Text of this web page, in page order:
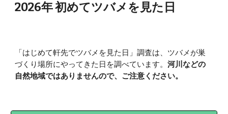
2026年 初めてツバメを見た日
「はじめて軒先でツバメを見た日」調査は、ツバメが巣
づくり場所にやってきた日を調べています。河川などの
自然地域ではありませんので、ご注意ください。